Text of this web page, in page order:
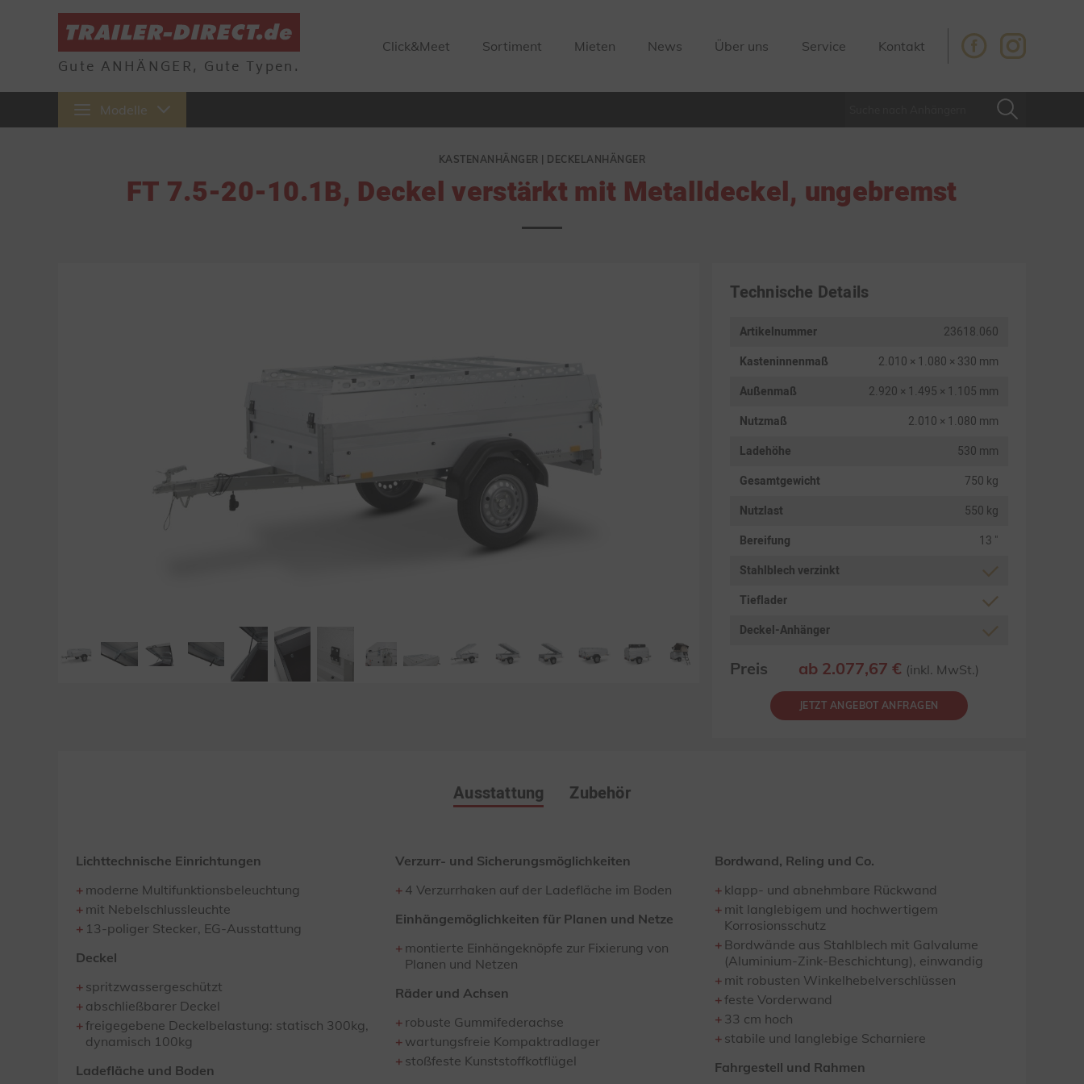
Gute ANHÄNGER, Gute Typen.
Click&Meet Sortiment Mieten News Über uns Service Kontakt
Modelle
KASTENANHÄNGER | DECKELANHÄNGER
FT 7.5-20-10.1B, Deckel verstärkt mit Metalldeckel, ungebremst
Technische Details
Artikelnummer
23618.060
Kasteninnenmaß
2.010 × 1.080 × 330 mm
Außenmaß
2.920 × 1.495 × 1.105 mm
Nutzmaß
2.010 × 1.080 mm
Ladehöhe
530 mm
Gesamtgewicht
750 kg
Nutzlast
550 kg
Bereifung
13 "
Stahlblech verzinkt
Tieflader
Deckel-Anhänger
Preis ab 2.077,67 € (inkl. MwSt.)
JETZT ANGEBOT ANFRAGEN
Ausstattung Zubehör
Lichttechnische Einrichtungen
moderne Multifunktionsbeleuchtung
mit Nebelschlussleuchte
13-poliger Stecker, EG-Ausstattung
Deckel
spritzwassergeschützt
abschließbarer Deckel
freigegebene Deckelbelastung: statisch 300kg,
dynamisch 100kg
Ladefläche und Boden
Verzurr- und Sicherungsmöglichkeiten
4 Verzurrhaken auf der Ladefläche im Boden
Einhängemöglichkeiten für Planen und Netze
montierte Einhängeknöpfe zur Fixierung von
Planen und Netzen
Räder und Achsen
robuste Gummifederachse
wartungsfreie Kompaktradlager
stoßfeste Kunststoffkotflügel
Bordwand, Reling und Co.
klapp- und abnehmbare Rückwand
mit langlebigem und hochwertigem
Korrosionsschutz
Bordwände aus Stahlblech mit Galvalume
(Aluminium-Zink-Beschichtung), einwandig
mit robusten Winkelhebelverschlüssen
feste Vorderwand
33 cm hoch
stabile und langlebige Scharniere
Fahrgestell und Rahmen